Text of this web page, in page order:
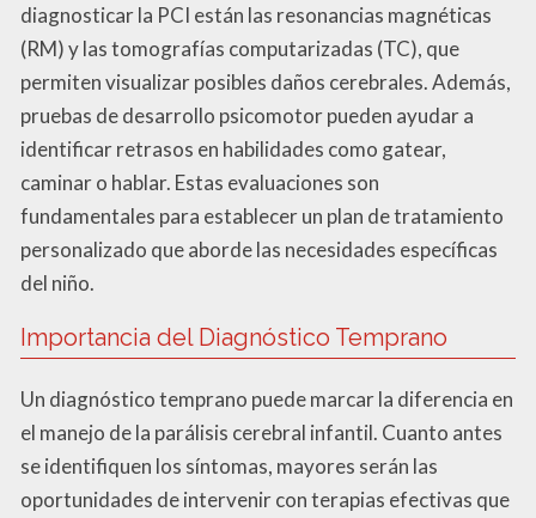
diagnosticar la PCI están las resonancias magnéticas
(RM) y las tomografías computarizadas (TC), que
permiten visualizar posibles daños cerebrales. Además,
pruebas de desarrollo psicomotor pueden ayudar a
identificar retrasos en habilidades como gatear,
caminar o hablar. Estas evaluaciones son
fundamentales para establecer un plan de tratamiento
personalizado que aborde las necesidades específicas
del niño.
Importancia del Diagnóstico Temprano
Un diagnóstico temprano puede marcar la diferencia en
el manejo de la parálisis cerebral infantil. Cuanto antes
se identifiquen los síntomas, mayores serán las
oportunidades de intervenir con terapias efectivas que